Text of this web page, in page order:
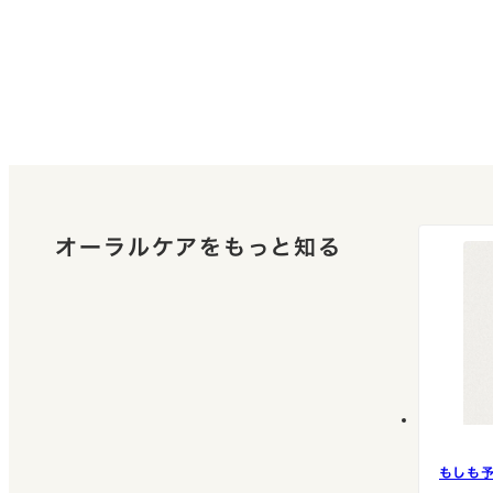
オーラルケアをもっと知る
もしも